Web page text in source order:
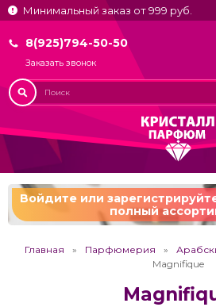
Минимальный заказ от 999 руб.
8(925)794-50-50
Заказать звонок
Войдите или
полный
Главная Парфюмерия
Magnifique